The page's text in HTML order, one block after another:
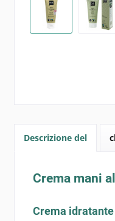
Descrizione del
Crema mani
Crema